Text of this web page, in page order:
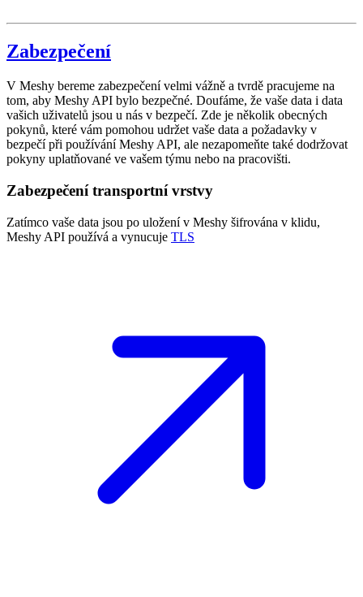
Zabezpečení
V Meshy bereme zabezpečení velmi vážně a tvrdě pracujeme na
tom, aby Meshy API bylo bezpečné. Doufáme, že vaše data i data
vašich uživatelů jsou u nás v bezpečí. Zde je několik obecných
pokynů, které vám pomohou udržet vaše data a požadavky v
bezpečí při používání Meshy API, ale nezapomeňte také dodržovat
pokyny uplatňované ve vašem týmu nebo na pracovišti.
Zabezpečení transportní vrstvy
Zatímco vaše data jsou po uložení v Meshy šifrována v klidu,
Meshy API používá a vynucuje TLS